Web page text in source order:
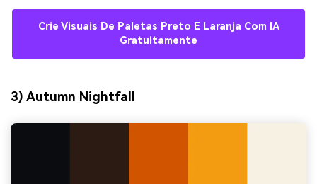
Crie Visuais De Paletas Preto E Laranja Com IA
Gratuitamente
3) Autumn Nightfall